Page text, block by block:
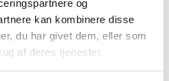
og
kan kombinere disse
du har givet dem, eller som
af deres tjenester.
og vært Per
en kort fortælling om
Morgensangen varer
for at begynde dagen i et